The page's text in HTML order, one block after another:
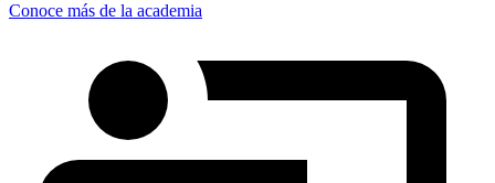
Conoce más de la academia